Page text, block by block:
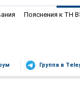
Пояснения к ТН
Группа в